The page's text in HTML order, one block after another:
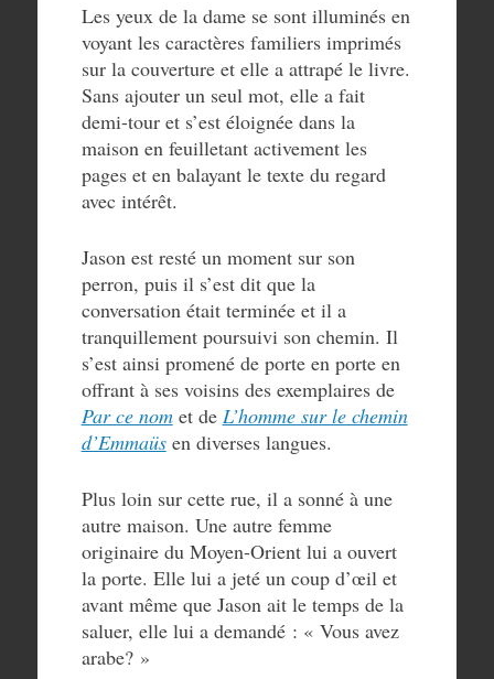
Les yeux de la dame se sont illuminés en
voyant les caractères familiers imprimés
sur la couverture et elle a attrapé le livre.
Sans ajouter un seul mot, elle a fait
demi-tour et s’est éloignée dans la
maison en feuilletant activement les
pages et en balayant le texte du regard
avec intérêt.
Jason est resté un moment sur son
perron, puis il s’est dit que la
conversation était terminée et il a
tranquillement poursuivi son chemin. Il
s’est ainsi promené de porte en porte en
offrant à ses voisins des exemplaires de
Par ce nomet de L’homme sur le chemin
d’Emmaüsen diverses langues.
Plus loin sur cette rue, il a sonné à une
autre maison. Une autre femme
originaire du Moyen-Orient lui a ouvert
la porte. Elle lui a jeté un coup d’œil et
avant même que Jason ait le temps de la
saluer, elle lui a demandé : « Vous avez
arabe? »